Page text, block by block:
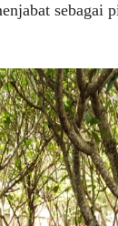
sebagai